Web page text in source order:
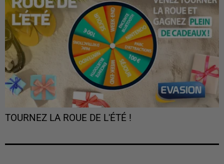
TOURNEZ LA ROUE DE L'ÉTÉ !